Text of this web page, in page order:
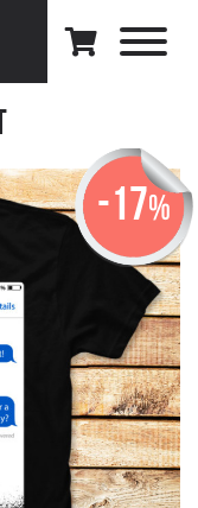
-17%